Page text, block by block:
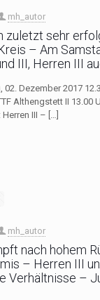
mh_autor
zuletzt sehr
– Am
III, Herren III
02. Dezember 2017
Althengstett II 13.00
Herren III – […]
mh_autor
nach hohem
– Herren III
Verhältnisse –